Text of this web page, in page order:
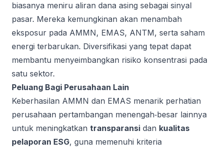
biasanya meniru aliran dana asing sebagai sinyal
pasar. Mereka kemungkinan akan menambah
eksposur pada AMMN, EMAS, ANTM, serta saham
energi terbarukan. Diversifikasi yang tepat dapat
membantu menyeimbangkan risiko konsentrasi pada
satu sektor.
Peluang Bagi Perusahaan Lain
Keberhasilan AMMN dan EMAS menarik perhatian
perusahaan pertambangan menengah‑besar lainnya
untuk meningkatkan transparansi dan kualitas
pelaporan ESG, guna memenuhi kriteria